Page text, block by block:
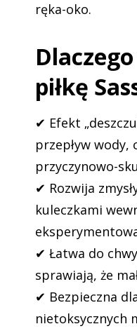
ręka-oko.
piłkę
✔ Efekt
przepływ wody,
przyczynowo-
✔ Rozwija
kuleczkami
✔ Łatwa do
sprawiają, że
✔ Bezpieczna
nietoksycznych